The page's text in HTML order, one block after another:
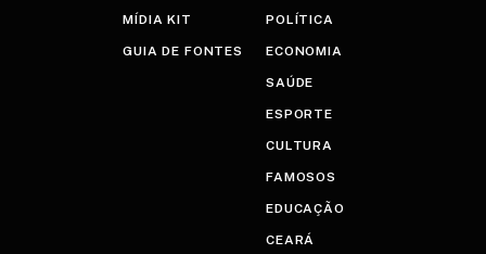
MÍDIA KIT
GUIA DE FONTES
POLÍTICA
ECONOMIA
SAÚDE
ESPORTE
CULTURA
FAMOSOS
EDUCAÇÃO
CEARÁ